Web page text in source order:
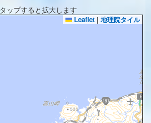
タップすると拡大します
Leaflet | 地理院タイル